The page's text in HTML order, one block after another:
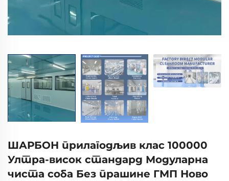
ШАРБОН прилагодљив клас 100000
Ултра-висок стандард Модуларна
чиста соба Без прашине ГМП Ново